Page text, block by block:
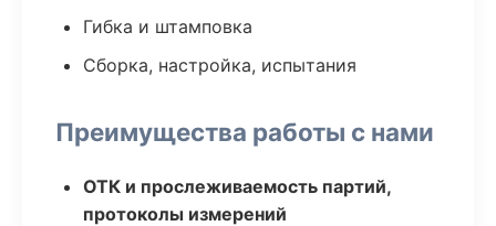
Гибка и штамповка
Сборка, настройка, испытания
Преимущества работы с нами
ОТК и прослеживаемость партий,
протоколы измерений